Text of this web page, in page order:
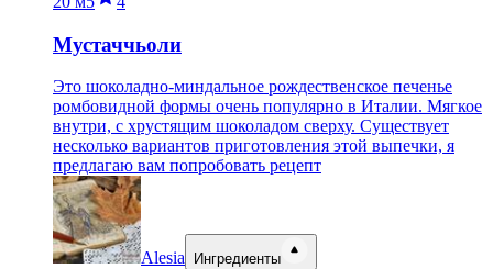
Мустаччьоли
Это шоколадно-миндальное рождественское печенье
ромбовидной формы очень популярно в Италии. Мягкое
внутри, с хрустящим шоколадом сверху. Существует
несколько вариантов приготовления этой выпечки, я
предлагаю вам попробовать рецепт
Alesia Ингредиенты